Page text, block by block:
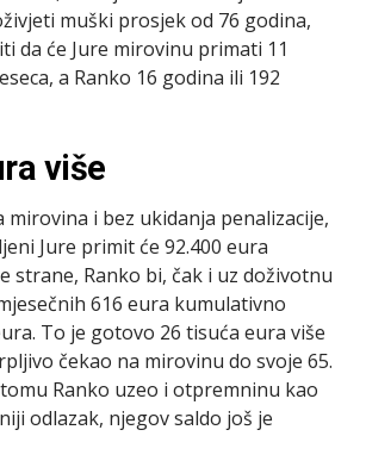
muški prosjek od 76 godina,
da će Jure mirovinu primati 11
a Ranko 16 godina ili 192
više
mirovina i bez ukidanja penalizacije,
Jure primit će 92.400 eura
strane, Ranko bi, čak i uz doživotnu
616 eura kumulativno
To je gotovo 26 tisuća eura više
čekao na mirovinu do svoje 65.
Ranko uzeo i otpremninu kao
odlazak, njegov saldo još je